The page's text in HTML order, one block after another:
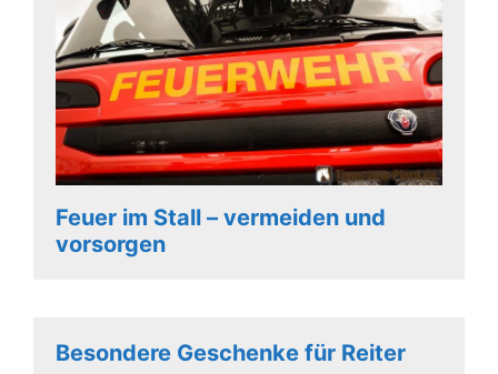
Feuer im Stall – vermeiden und
vorsorgen
Besondere Geschenke für Reiter